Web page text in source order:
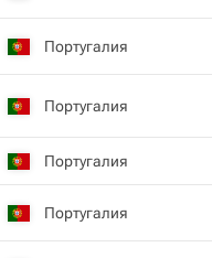
Португалия
Португалия
Португалия
Португалия